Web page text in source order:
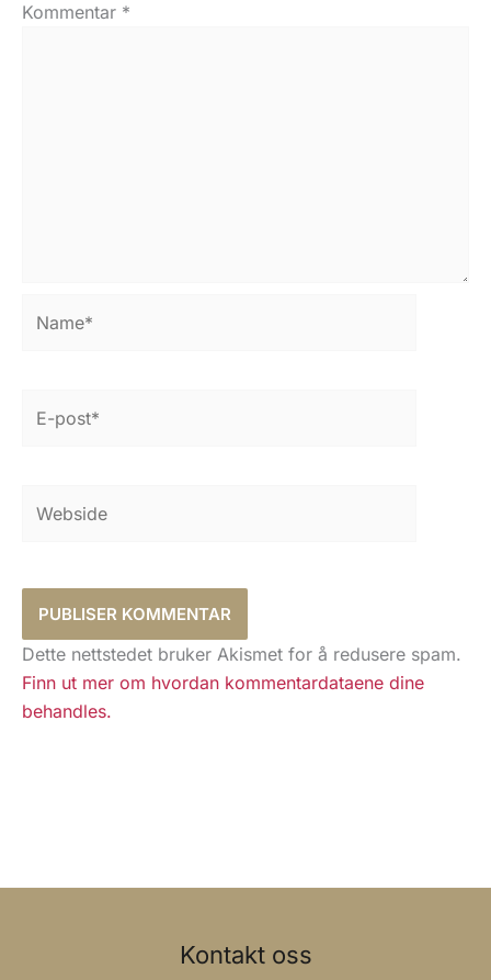
Kommentar *
post*
Dette nettstedet bruker Akismet for å redusere spam.
Finn ut mer om hvordan kommentardataene dine
behandles.
Kontakt oss